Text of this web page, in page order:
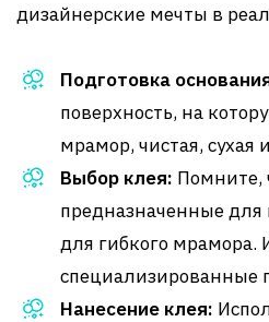
дизайнерские мечты в
Подготовка
поверхность, на
мрамор, чистая, сухая
Выбор клея: Помните,
предназначенные для
для гибкого мрамора.
специализированные
Нанесение клея: